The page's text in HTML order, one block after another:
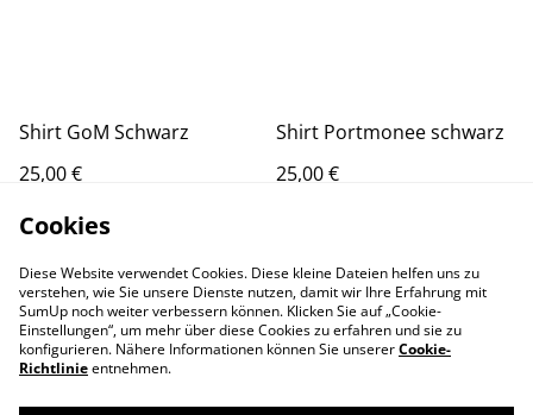
Shirt GoM Schwarz
25,00 €
Shirt Portmonee schwarz
25,00 €
Contact Us
Cookies
Diese Website verwendet Cookies. Diese kleine Dateien helfen uns zu
verstehen, wie Sie unsere Dienste nutzen, damit wir Ihre Erfahrung mit
SumUp noch weiter verbessern können. Klicken Sie auf „Cookie-
Einstellungen“, um mehr über diese Cookies zu erfahren und sie zu
konfigurieren. Nähere Informationen können Sie unsererCookie-
Richtlinieentnehmen.